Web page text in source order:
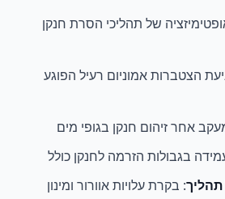
של תהליכי הסרת חנקן
הצטברות אמוניום רעיל הפוגע
אחר זיהום חנקן בגופי מים
בגבולות הזרמה לחנקן כולל
: בקרת עלויות אוורור ומינון